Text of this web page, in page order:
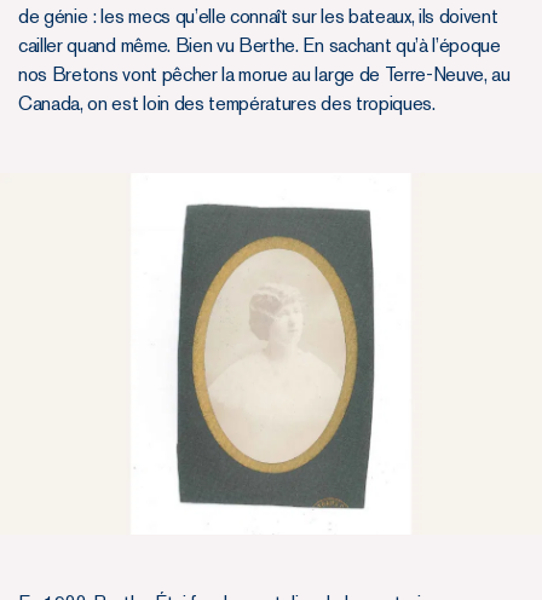
de génie : les mecs qu’elle connaît sur les bateaux, ils doivent
cailler quand même. Bien vu Berthe. En sachant qu’à l’époque
nos Bretons vont pêcher la morue au large de Terre-Neuve, au
Canada, on est loin des températures des tropiques.